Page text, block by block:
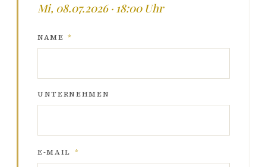
Mi, 08.07.2026 · 18:00 Uhr
NAME *
UNTERNEHMEN
E-MAIL *